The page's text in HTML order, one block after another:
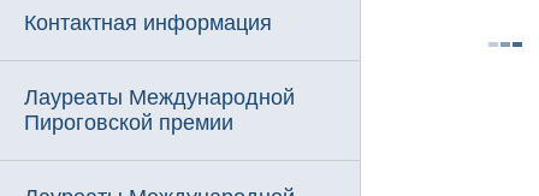
Контактная информация
Лауреаты Международной
Пироговской премии